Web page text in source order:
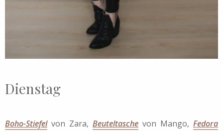
Dienstag
Boho-Stiefelvon Zara, Beuteltasche von Mango, Fedora